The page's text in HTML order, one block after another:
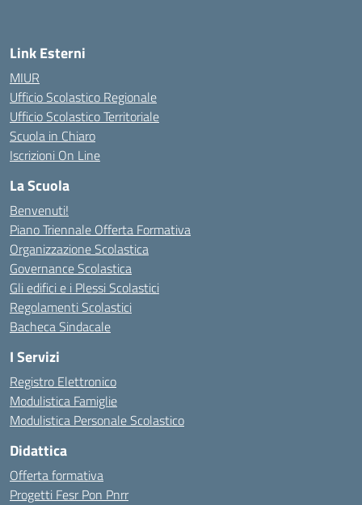
Link Esterni
MIUR
Ufficio Scolastico Regionale
Ufficio Scolastico Territoriale
Scuola in Chiaro
Iscrizioni On Line
La Scuola
Benvenuti!
Piano Triennale Offerta Formativa
Organizzazione Scolastica
Governance Scolastica
Gli edifici e i Plessi Scolastici
Regolamenti Scolastici
Bacheca Sindacale
I Servizi
Registro Elettronico
Modulistica Famiglie
Modulistica Personale Scolastico
Didattica
Offerta formativa
Progetti Fesr Pon Pnrr